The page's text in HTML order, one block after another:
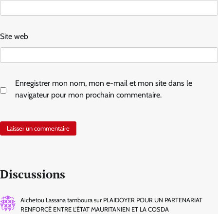
Site web
Enregistrer mon nom, mon e-mail et mon site dans le
navigateur pour mon prochain commentaire.
Discussions
Aichetou Lassana tambourasur PLAIDOYER POUR UN PARTENARIAT
RENFORCÉ ENTRE L’ÉTAT MAURITANIEN ET LA COSDA